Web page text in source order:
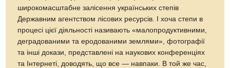
широкомасштабне залісення українських степів
Державним агентством лісових ресурсів. І хоча степи в
процесі цієї діяльності називають «малопродуктивними,
деградованими та еродованими землями», фотографії
та інші докази, представлені на наукових конференціях
та Інтернеті, доводять, що все — навпаки. В той же час,